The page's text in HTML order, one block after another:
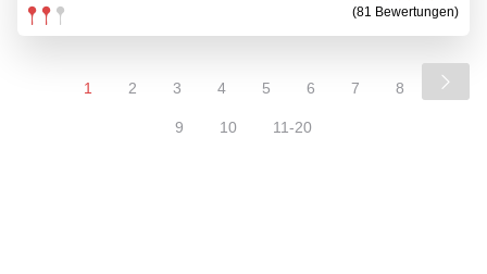
(81 Bewertungen)
1 2 3 4 5 6 7 8
9 10 11-20